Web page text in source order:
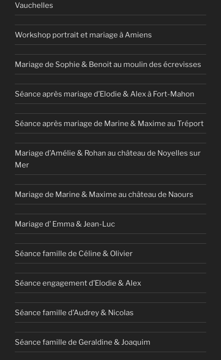
Vauchelles
Workshop portrait et mariage à Amiens
Mariage de Sophie & Benoit au moulin des écrevisses
Séance après mariage d’Elodie & Alex à Fort-Mahon
Séance après mariage de Marine & Maxime au Tréport
Mariage d’Amélie & Rohan au château de Noyelles sur
Mer
Mariage de Marine & Maxime au château de Naours
Mariage d’ Emma & Jean-Luc
Séance famille de Céline & Olivier
Séance engagement d’Elodie & Alex
Séance famille d’Audrey & Nicolas
Séance famille de Geraldine & Joaquim